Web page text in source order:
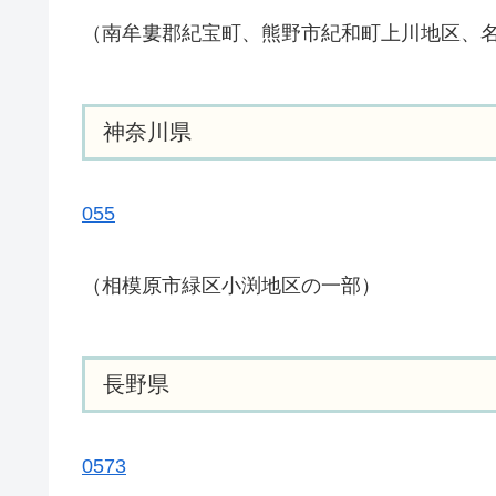
（南牟婁郡紀宝町、熊野市紀和町上川地区、
神奈川県
055
（相模原市緑区小渕地区の一部）
長野県
0573